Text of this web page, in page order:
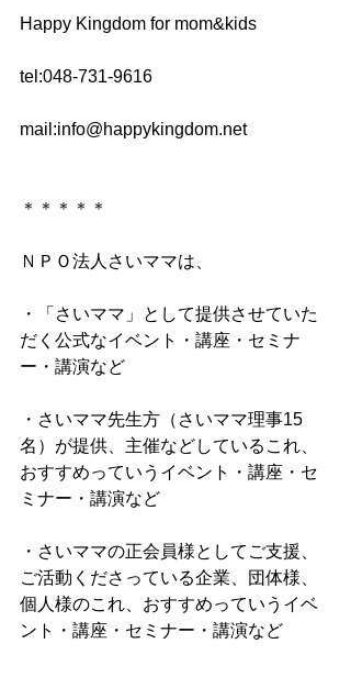
Happy Kingdom for mom&kids
tel:048-731-9616
mail:info@happykingdom.net
＊＊＊＊＊
ＮＰＯ法人さいママは、
・「さいママ」として提供させていた
だく公式なイベント・講座・セミナ
ー・講演など
・さいママ先生方（さいママ理事15
名）が提供、主催などしているこれ、
おすすめっていうイベント・講座・セ
ミナー・講演など
・さいママの正会員様としてご支援、
ご活動くださっている企業、団体様、
個人様のこれ、おすすめっていうイベ
ント・講座・セミナー・講演など